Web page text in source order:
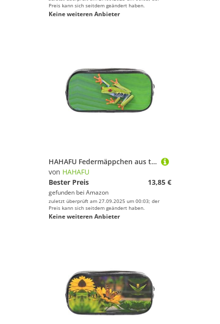
Preis kann sich seitdem geändert haben.
Keine weiteren Anbieter
HAHAFU Federmäppchen aus transparentem PVC, Motiv: Frosch und Blätter, transparent, Make-up-Tasche für Schule, Büro, Reisen, Fitnessstudio, Zubehör, Organizer (komplett bedruckte Vorderseite)
von HAHAFU
Bester Preis
13,85 €
gefunden bei Amazon
zuletzt überprüft am 27.09.2025 um 00:03; der
Preis kann sich seitdem geändert haben.
Keine weiteren Anbieter